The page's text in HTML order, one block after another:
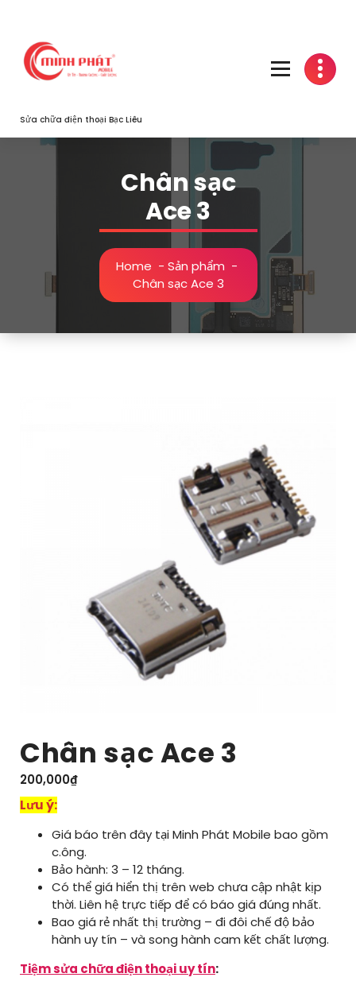
content
Sửa chữa điện thoại Bạc Liêu
Chân sạc
Ace 3
Home - Sản phẩm -
Chân sạc Ace 3
Chân sạc Ace 3
200,000₫
Lưu ý:
Giá báo trên đây tại Minh Phát Mobile bao gồm
c.ông.
Bảo hành: 3 – 12 tháng.
Có thể giá hiển thị trên web chưa cập nhật kịp
thời. Liên hệ trực tiếp để có báo giá đúng nhất.
Bao giá rẻ nhất thị trường – đi đôi chế độ bảo
hành uy tín – và song hành cam kết chất lượng.
Tiệm sửa chữa điện thoại uy tín: